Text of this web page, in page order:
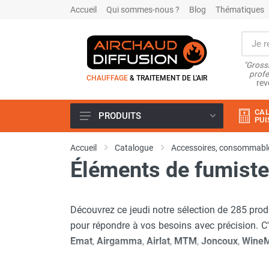
Accueil Qui sommes-nous ? Blog Thématiques
CHAUFFAGE & TRAITEMENT DE L'AIR
Climatiseur
Climatiseur mobile
Climatiseur fixe
Rafraîchisseur d'air
Rafraichisseur d'air mobile
PRODUITS
Accueil Catalogue Accessoires,
Éléments de
Découvrez ce jeudi notre sélection de 285
pour répondre à vos besoins avec précision.
Emat, Airgamma, Airlat, MTM, Joncoux,